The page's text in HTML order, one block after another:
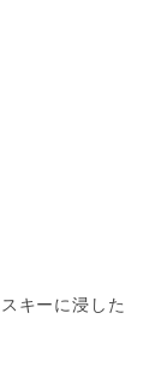
キーに浸した